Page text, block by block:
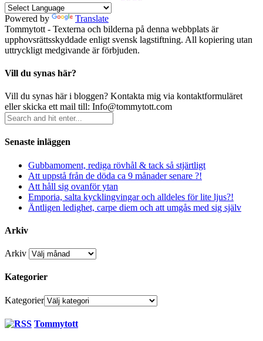
Powered by
Translate
Tommytott - Texterna och bilderna på denna webbplats är
upphovsrättsskyddade enligt svensk lagstiftning. All kopiering utan
uttryckligt medgivande är förbjuden.
Vill du synas här?
Vill du synas här i bloggen? Kontakta mig via kontaktformuläret
eller skicka ett mail till: Info@tommytott.com
Senaste inläggen
Gubbamoment, rediga rövhål & tack så stjärtligt
Att uppstå från de döda ca 9 månader senare ?!
Att håll sig ovanför ytan
Emporia, salta kycklingvingar och alldeles för lite ljus?!
Äntligen ledighet, carpe diem och att umgås med sig själv
Arkiv
Arkiv
Kategorier
Kategorier
Tommytott